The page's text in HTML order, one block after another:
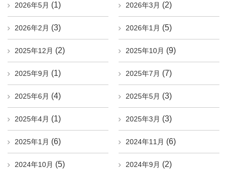
2026年5月 (1) 2026年3月 (2)
2026年2月 (3) 2026年1月 (5)
2025年12月 (2) 2025年10月 (9)
2025年9月 (1) 2025年7月 (7)
2025年6月 (4) 2025年5月 (3)
2025年4月 (1) 2025年3月 (3)
2025年1月 (6) 2024年11月 (6)
2024年10月 (5) 2024年9月 (2)